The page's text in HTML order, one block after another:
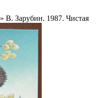
» В. Зарубин. 1987. Чистая